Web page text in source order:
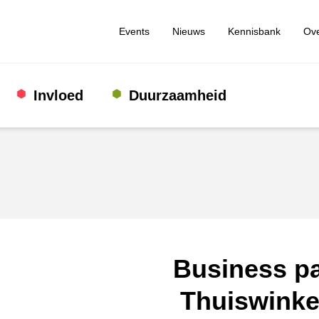
Events Nieuws Kennisbank
Invloed Duurzaamheid
Business